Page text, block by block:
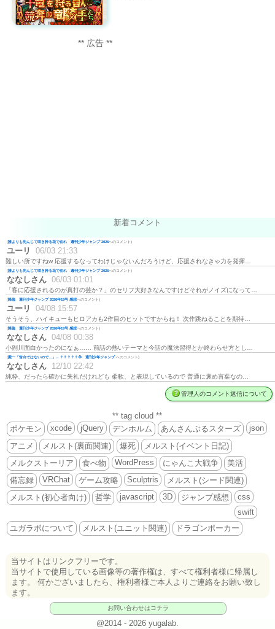
** 広告 **
新着コメント
(誰よりも先んじて咲き誇る花で在れ 週刊少年ジャンプ 2026へのコメント)
ユーリ 06/03 21:33
難しい所ですねw 応援するなってわけじゃないんだろうけど、応援されなきゃ力を発揮…
(誰よりも先んじて咲き誇る花で在れ 週刊少年ジャンプ 2026へのコメント)
ななしさん 06/03 01:01
「客に応援されるのが真打の芸か？」のセリフ大好きなんですけどそれがノイズになって…
(降臨 週刊少年ジャンプ 2026年19号 感想へのコメント)
ユーリ 04/08 15:57
そうそう、ハイキューもヒロアカも2作目のヒットですからね！ 次作跳ねることを期待…
(降臨 週刊少年ジャンプ 2026年19号 感想へのコメント)
ななしさん 04/08 00:38
小副川面白かったのになぁ…… 前話の熱いテーマと今話の魔法習得とか終わらせ方とし…
(殿一「告白ではないので…」←？？？？？💢 週刊少年ジャンプへのコメント)
ななしさん 12/10 22:42
純粋、だったら確かに失礼だけれども 柔軟、と表現しているので 普通に褒め言葉なの…
管理人のコメント返信について
** tag cloud **
ポケモン
xcode jQuery デンホルム あんさんぶるスターズ
json
アニメ
メルスト(裏面関連) 爆死
メルスト(イベント日記)
メルクストーリア
食べ物 WordPress にゃんこ大戦争
美活
備忘録
VRChat ゲーム攻略 Sculptris
メルスト(シード関連)
メルスト(初心者向け)
哲学 javascript 3D ジャンプ感想
css
swift
ユガラボについて
メルスト(ユニット関連) ドラゴンポーカー
当サイトはリンクフリーです。
当サイトで使用している画像等の著作権は、すべて権利者様に帰属し
ます。 何かございましたら、権利者様ご本人よりご連絡をお願い致し
ます。
お問い合わせはコチラ
@2014 - 2026 yugalab.